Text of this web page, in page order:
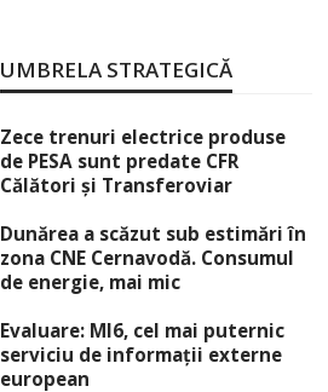
UMBRELA STRATEGICĂ
Zece trenuri electrice produse
de PESA sunt predate CFR
Călători și Transferoviar
Dunărea a scăzut sub estimări în
zona CNE Cernavodă. Consumul
de energie, mai mic
Evaluare: MI6, cel mai puternic
serviciu de informații externe
european